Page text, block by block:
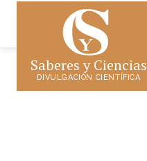
Saberes y Ciencias
DIVULGACIÓN CIENTÍFICA